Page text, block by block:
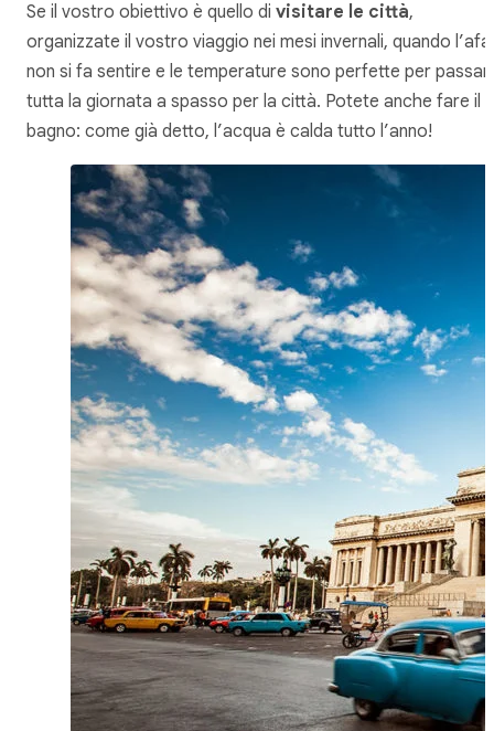
Se il vostro obiettivo è quello di visitare le città,
organizzate il vostro viaggio nei mesi invernali, quando l’afa
non si fa sentire e le temperature sono perfette per
tutta la giornata a spasso per la città. Potete anche fare il
bagno: come già detto, l’acqua è calda tutto l’anno!